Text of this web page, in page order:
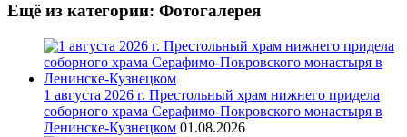
Ещё из категории: Фотогалерея
1 августа 2026 г. Престольный храм нижнего придела
соборного храма Серафимо-Покровского монастыря в
Ленинске-Кузнецком 01.08.2026